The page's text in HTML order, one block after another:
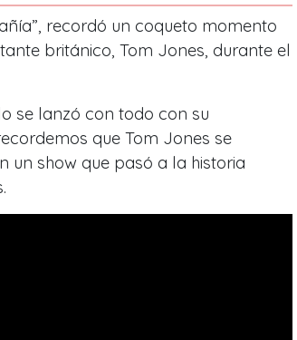
recordó un coqueto momento
británico, Tom Jones, durante el
se lanzó con todo con su
que Tom Jones se
un show que pasó a la historia